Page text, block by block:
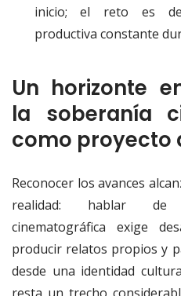
inicio; el reto es
productiva constante
Un horizonte
la soberanía
como proyecto
Reconocer los avances
realidad: hablar de
cinematográfica exige
producir relatos propios y
desde una identidad